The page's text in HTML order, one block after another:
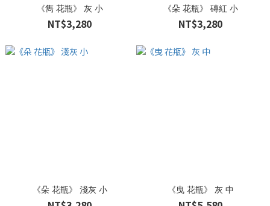
《雋 花瓶》 灰 小
NT$3,280
《朵 花瓶》 磚紅 小
NT$3,280
《朵 花瓶》 淺灰 小 《曳 花瓶》 灰 中